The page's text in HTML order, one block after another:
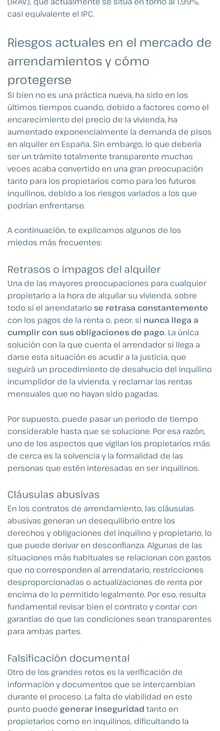
casi equivalente el IPC.
Riesgos actuales en el mercado de
arrendamientos y cómo
protegerse
Si bien no es una práctica nueva, ha sido en los
últimos tiempos cuando, debido a factores como el
encarecimiento del precio de la vivienda, ha
aumentado exponencialmente la demanda de pisos
en alquiler en España. Sin embargo, lo que debería
ser un trámite totalmente transparente muchas
veces acaba convertido en una gran preocupación
tanto para los propietarios como para los futuros
inquilinos, debido a los riesgos variados a los que
podrían enfrentarse.
A continuación, te explicamos algunos de los
miedos más frecuentes:
Retrasos o impagos del alquiler
Una de las mayores preocupaciones para cualquier
propietario a la hora de alquilar su vivienda, sobre
todo si el arrendatariose retrasa constantemente
con los pagos de la renta o, peor, si nunca llega a
cumplir con sus obligaciones de pago. La única
solución con la que cuenta el arrendador si llega a
darse esta situación es acudir a la justicia, que
seguirá un procedimiento de desahucio del inquilino
incumplidor de la vivienda, y reclamar las rentas
mensuales que no hayan sido pagadas.
Por supuesto, puede pasar un periodo de tiempo
considerable hasta que se solucione. Por esa razón,
uno de los aspectos que vigilan los propietarios más
de cerca es la solvencia y la formalidad de las
personas que estén interesadas en ser inquilinos.
Cláusulas abusivas
En los contratos de arrendamiento, las cláusulas
abusivas generan un desequilibrio entre los
derechos y obligaciones del inquilino y propietario, lo
que puede derivar en desconfianza. Algunas de las
situaciones más habituales se relacionan con gastos
que no corresponden al arrendatario, restricciones
desproporcionadas o actualizaciones de renta por
encima de lo permitido legalmente. Por eso, resulta
fundamental revisar bien el contrato y contar con
garantías de que las condiciones sean transparentes
para ambas partes.
Falsificación documental
Otro de los grandes retos es la verificación de
información y documentos que se intercambian
durante el proceso. La falta de viabilidad en este
punto puede generar inseguridad tanto en
propietarios como en inquilinos, dificultando la